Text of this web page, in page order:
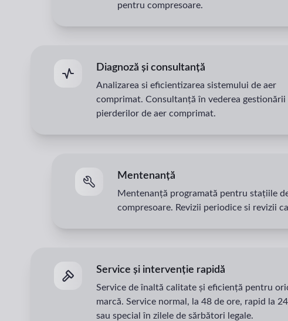
pentru compresoare.
Diagnoză și consultanță
Analizarea si eficientizarea sistemului de aer
comprimat. Consultanță în vederea gestionării
pierderilor de aer comprimat.
Mentenanță
Mentenanță programată pentru stațiile
compresoare. Revizii periodice si revizii
Service și intervenție rapidă
Service de înaltă calitate și eficiență pentru
marcă. Service normal, la 48 de ore, rapid la
sau special în zilele de sărbători legale.